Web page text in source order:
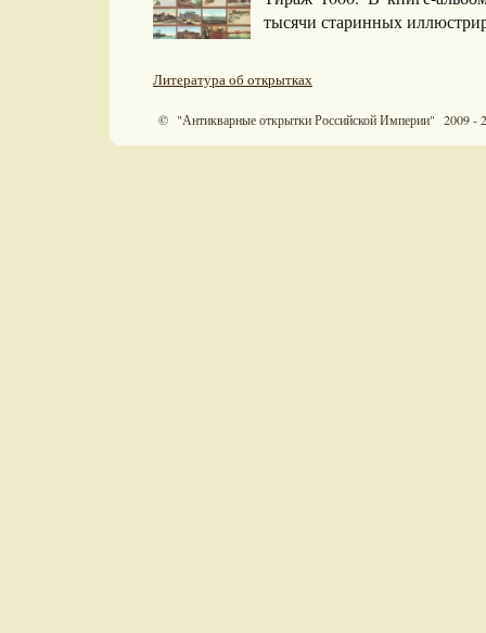
тысячи старинных
Литература об открытках
© "Антикварные открытки Российской Империи" 2009 -